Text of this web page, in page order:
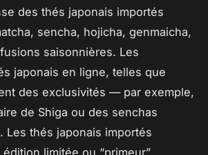
des thés japonais importés
sencha, hojicha, genmaicha,
saisonnières. Les
japonais en ligne, telles que
des exclusivités — par exemple,
de Shiga ou des senchas
Les thés japonais importés